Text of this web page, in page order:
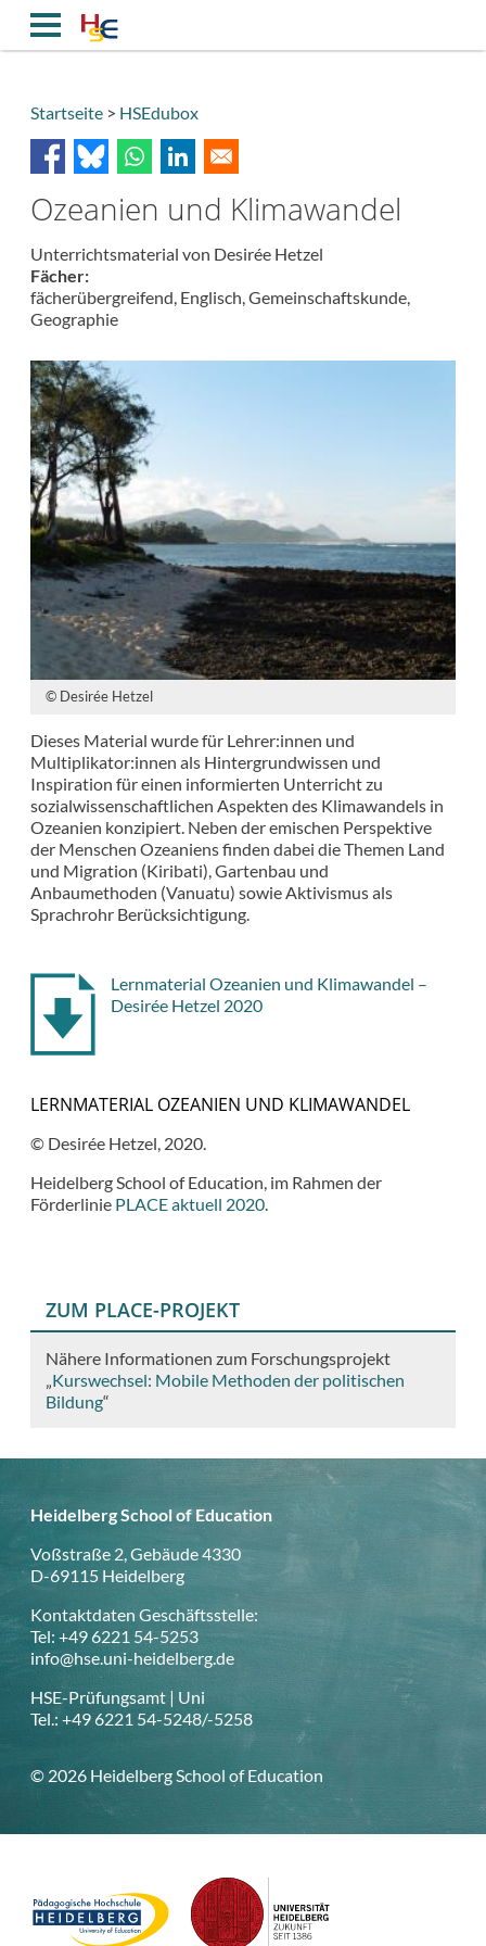
Inhalt
Breadcrumb
Startseite HSEdubox
Ozeanien und Klimawandel
Unterrichtsmaterial von Desirée Hetzel
Fächer
fächerübergreifend, Englisch, Gemeinschaftskunde,
Geographie
© Desirée Hetzel
Dieses Material wurde für Lehrer:innen und
Multiplikator:innen als Hintergrundwissen und
Inspiration für einen informierten Unterricht zu
sozialwissenschaftlichen Aspekten des Klimawandels in
Ozeanien konzipiert. Neben der emischen Perspektive
der Menschen Ozeaniens finden dabei die Themen Land
und Migration (Kiribati), Gartenbau und
Anbaumethoden (Vanuatu) sowie Aktivismus als
Sprachrohr Berücksichtigung.
Lernmaterial Ozeanien und Klimawandel –
Desirée Hetzel 2020
LERNMATERIAL OZEANIEN UND KLIMAWANDEL
© Desirée Hetzel, 2020.
Heidelberg School of Education, im Rahmen der
Förderlinie PLACE aktuell 2020.
ZUM PLACE-PROJEKT
Nähere Informationen zum Forschungsprojekt
„Kurswechsel: Mobile Methoden der politischen
Bildung“
Heidelberg School of Education
Voßstraße 2, Gebäude 4330
D-69115 Heidelberg
Kontaktdaten Geschäftsstelle:
Tel: +49 6221 54-5253
info@hse.uni-heidelberg.de
HSE-Prüfungsamt | Uni
Tel.: +49 6221 54-5248/-5258
© 2026 Heidelberg School of Education